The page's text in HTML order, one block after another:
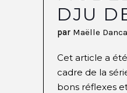
DJU
par Maëlle
Cet article a
cadre de la
bons réflexes